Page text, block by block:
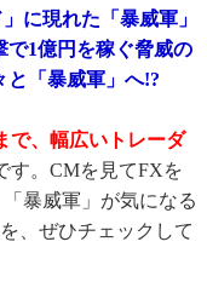
に現れた「暴威軍」
で1億円を稼ぐ脅威の
と「暴威軍」へ!?
で、幅広いトレーダ
す。CMを見てFXを
暴威軍」が気になる
を、ぜひチェックして